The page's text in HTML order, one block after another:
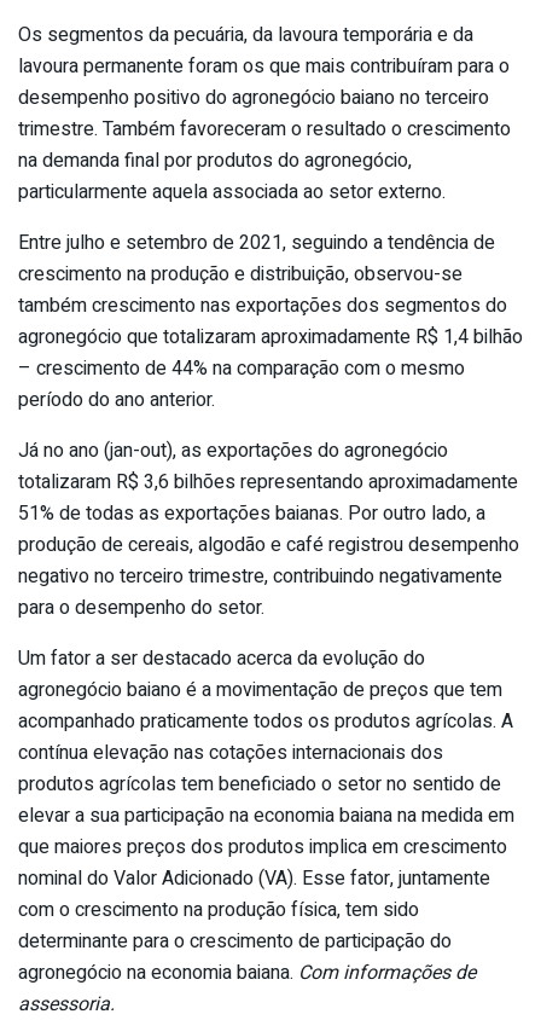
Os segmentos da pecuária, da lavoura temporária e da
lavoura permanente foram os que mais contribuíram para o
desempenho positivo do agronegócio baiano no terceiro
trimestre. Também favoreceram o resultado o crescimento
na demanda final por produtos do agronegócio,
particularmente aquela associada ao setor externo.
Entre julho e setembro de 2021, seguindo a tendência de
crescimento na produção e distribuição, observou-se
também crescimento nas exportações dos segmentos do
agronegócio que totalizaram aproximadamente R$ 1,4 bilhão
– crescimento de 44% na comparação com o mesmo
período do ano anterior.
Já no ano (jan-out), as exportações do agronegócio
totalizaram R$ 3,6 bilhões representando aproximadamente
51% de todas as exportações baianas. Por outro lado, a
produção de cereais, algodão e café registrou desempenho
negativo no terceiro trimestre, contribuindo negativamente
para o desempenho do setor.
Um fator a ser destacado acerca da evolução do
agronegócio baiano é a movimentação de preços que tem
acompanhado praticamente todos os produtos agrícolas. A
contínua elevação nas cotações internacionais dos
produtos agrícolas tem beneficiado o setor no sentido de
elevar a sua participação na economia baiana na medida em
que maiores preços dos produtos implica em crescimento
nominal do Valor Adicionado (VA). Esse fator, juntamente
com o crescimento na produção física, tem sido
determinante para o crescimento de participação do
agronegócio na economia baiana. Com informações de
assessoria.